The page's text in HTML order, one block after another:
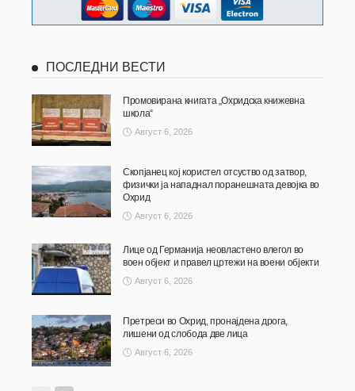
ПОСЛЕДНИ ВЕСТИ
Промовирана книгата „Охридска книжевна
школа“
Август 6, 2026
Скопјанец кој користел отсуство од затвор,
физички ја нападнал поранешната девојка во
Охрид
Август 6, 2026
Лице од Германија неовластено влегол во
воен објект и правел цртежи на воени објекти
Август 6, 2026
Претреси во Охрид, пронајдена дрога,
лишени од слобода две лица
Август 6, 2026